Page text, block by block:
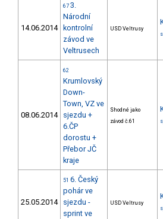
14.06.2014
67 3.
Národní
kontrolní
závod ve
Veltrusech
USD Veltrusy
08.06.2014
62
Krumlovský
Down-
Town, VZ ve
sjezdu +
6.ČP
dorostu +
Přebor JČ
kraje
Shodné jako
závod č.61
25.05.2014
51 6. Český
pohár ve
sjezdu -
sprint ve
USD Veltrusy